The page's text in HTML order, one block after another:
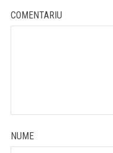
COMENTARIU
NUME